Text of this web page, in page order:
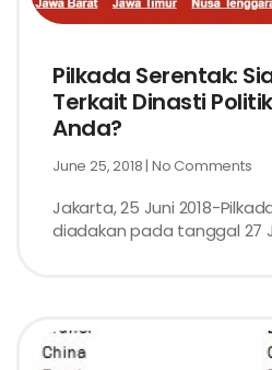
Pilkada Serentak:
Terkait Dinasti
Anda?
June 25, 2018 No Comments
Jakarta, 25 Juni 2018-
diadakan pada tanggal 27